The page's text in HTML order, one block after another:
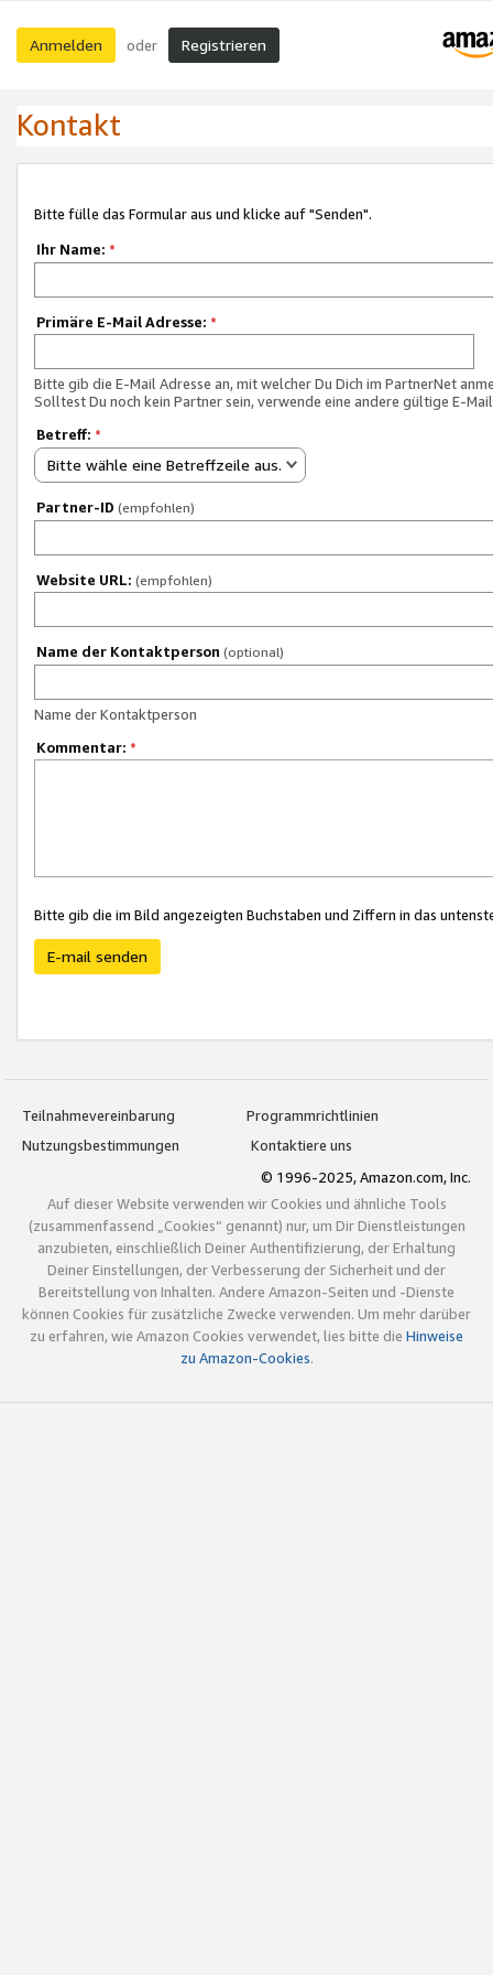
Anmelden oder Registrieren
Kontakt
Bitte fülle das Formular aus und klicke auf "Senden".
Ihr Name: *
Primäre E-Mail Adresse: *
Bitte gib die E-Mail Adresse an, mit welcher Du Dich im PartnerNet
Solltest Du noch kein Partner sein, verwende eine andere gültige E-
Betreff: *
Bitte wähle eine Betreffzeile aus.
Partner-ID (empfohlen)
Website URL: (empfohlen)
Name der Kontaktperson (optional)
Name der Kontaktperson
Kommentar: *
Bitte gib die im Bild angezeigten Buchstaben und Ziffern in das
E-mail senden
Teilnahmevereinbarung
Programmrichtlinien
Nutzungsbestimmungen
Kontaktiere uns
© 1996-2025, Amazon.com, Inc.
Auf dieser Website verwenden wir Cookies und ähnliche Tools
(zusammenfassend „Cookies“ genannt) nur, um Dir Dienstleistungen
anzubieten, einschließlich Deiner Authentifizierung, der Erhaltung
Deiner Einstellungen, der Verbesserung der Sicherheit und der
Bereitstellung von Inhalten. Andere Amazon-Seiten und -Dienste
können Cookies für zusätzliche Zwecke verwenden. Um mehr darüber
zu erfahren, wie Amazon Cookies verwendet, lies bitte die Hinweise
zu Amazon-Cookies.